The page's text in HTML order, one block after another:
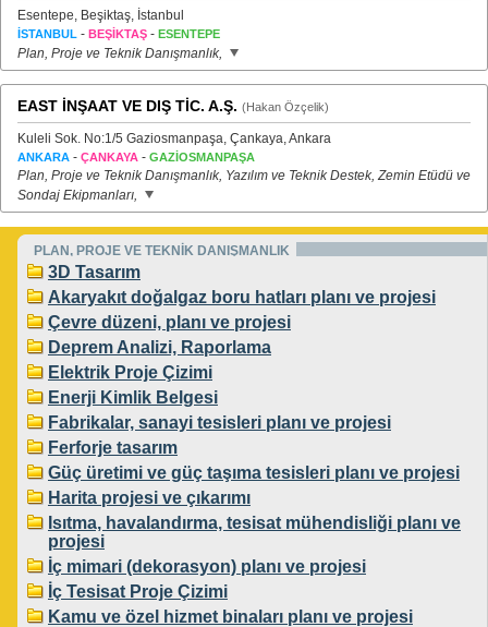
Esentepe, Beşiktaş, İstanbul
İSTANBUL - BEŞİKTAŞ - ESENTEPE
Plan, Proje ve Teknik Danışmanlık,
EAST İNŞAAT VE DIŞ TİC. A.Ş. (Hakan Özçelik)
Kuleli Sok. No:1/5 Gaziosmanpaşa, Çankaya, Ankara
ANKARA - ÇANKAYA - GAZİOSMANPAŞA
Plan, Proje ve Teknik Danışmanlık, Yazılım ve Teknik Destek, Zemin Etüdü ve
Sondaj Ekipmanları,
PLAN, PROJE VE TEKNİK DANIŞMANLIK
3D Tasarım
Akaryakıt doğalgaz boru hatları planı ve projesi
Çevre düzeni, planı ve projesi
Deprem Analizi, Raporlama
Elektrik Proje Çizimi
Enerji Kimlik Belgesi
Fabrikalar, sanayi tesisleri planı ve projesi
Ferforje tasarım
Güç üretimi ve güç taşıma tesisleri planı ve projesi
Harita projesi ve çıkarımı
Isıtma, havalandırma, tesisat mühendisliği planı ve
projesi
İç mimari (dekorasyon) planı ve projesi
İç Tesisat Proje Çizimi
Kamu ve özel hizmet binaları planı ve projesi